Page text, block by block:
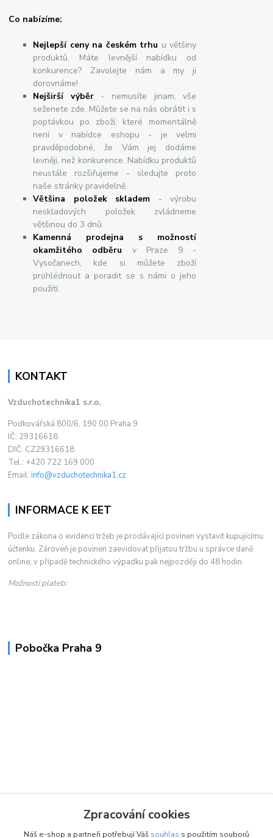
Co nabízíme:
Nejlepší ceny na českém trhu u většiny
produktů. Máte levnější nabídku od
konkurence? Zavolejte nám a my ji
dorovnáme!
Nejširšívýběr- nemusíte jinam, vše
seženete zde. Můžete se na nás obrátit i s
poptávkou po zboží, které momentálně
není v nabídce eshopu - je velmi
pravděpodobné, že Vám jej dodáme
levněji, než konkurence. Nabídku produktů
neustále rozšiřujeme - sledujte proto
naše stránky pravidelně.
Většina položek skladem - výrobu
neskladových položek zvládneme
většinou do 3 dnů.
Kamenná prodejna s možností
okamžitého odběru v Praze 9 -
Vysočanech, kde si můžete zboží
prohlédnout a poradit se s námi o jeho
použití.
KONTAKT
Vzduchotechnika1 s.r.o.
Podkovářská 800/6, 190 00 Praha 9
IČ: 29316618
DIČ: CZ29316618
Tel.: +420 722 169 000
Email:info@vzduchotechnika1.cz
INFORMACE K EET
Podle zákona o evidenci tržeb je prodávající povinen vystavit kupujícímu
účtenku. Zároveň je povinen zaevidovat přijatou tržbu u správce daně
online; v případě technického výpadku pak nejpozději do 48 hodin.
Možnosti plateb:
Pobočka Praha 9
Zpracování cookies
Náš e-shop a partneři potřebují Váš souhlas s použitím souborů